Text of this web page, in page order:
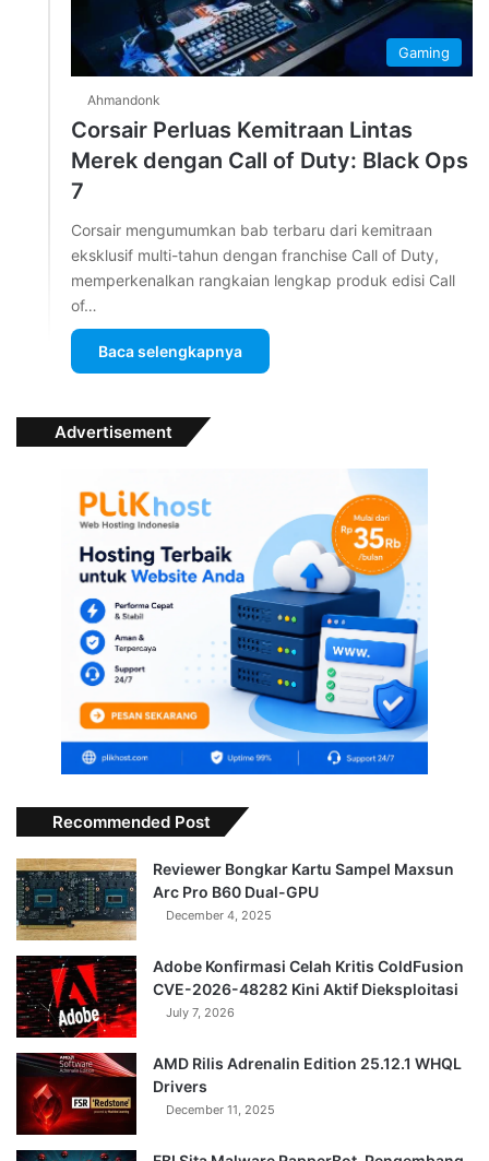
Gaming
Ahmandonk
Corsair Perluas Kemitraan Lintas
Merek dengan Call of Duty: Black Ops
7
Corsair mengumumkan bab terbaru dari kemitraan
eksklusif multi-tahun dengan franchise Call of Duty,
memperkenalkan rangkaian lengkap produk edisi Call
of…
Baca selengkapnya
Advertisement
Recommended Post
Reviewer Bongkar Kartu Sampel Maxsun
Arc Pro B60 Dual-GPU
December 4, 2025
Adobe Konfirmasi Celah Kritis ColdFusion
CVE-2026-48282 Kini Aktif Dieksploitasi
July 7, 2026
AMD Rilis Adrenalin Edition 25.12.1 WHQL
Drivers
December 11, 2025